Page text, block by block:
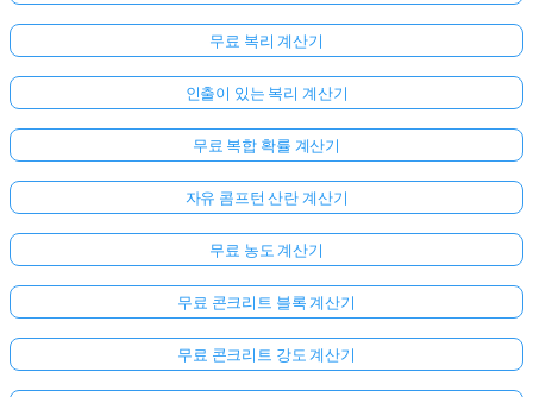
무료 복리 계산기
인출이 있는 복리 계산기
무료 복합 확률 계산기
자유 콤프턴 산란 계산기
무료 농도 계산기
무료 콘크리트 블록 계산기
무료 콘크리트 강도 계산기